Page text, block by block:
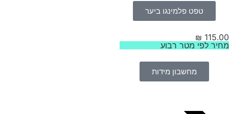
טפט פלמינגו ביער
₪
לפי מטר רבוע
מחשבון מידות